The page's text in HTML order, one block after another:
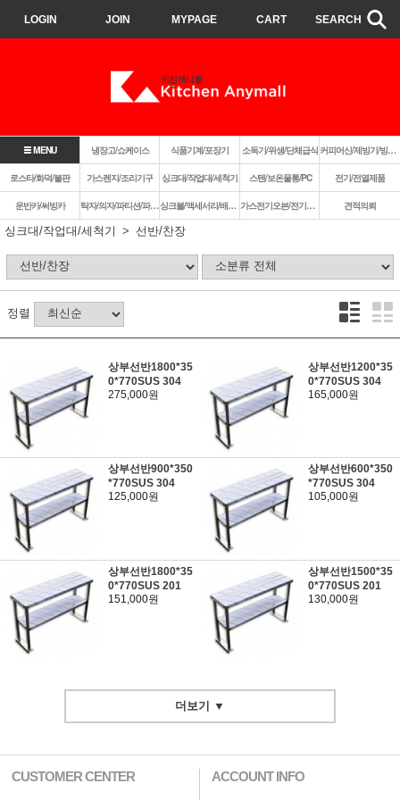
LOGIN JOIN MYPAGE CART SEARCH
MENU 냉장고/쇼케이스 식품기계/포장기 소독기/위생/단체급식 커피머신/제빙기/빙삭기
로스타/화덕/불판 가스렌지/조리기구 싱크대/작업대/세척기 스텐/보온물통/PC 전기/전열제품
운반카/써빙카 탁자/의자/파티션/파라솔 싱크볼/액세서리/배수구 가스전기오븐/전기렌지쿡탑/렌지후드
견적의뢰
싱크대/작업대/세척기
선반/찬장
정렬
상부선반1800*35
0*770SUS 304
275,000원
상부선반1200*35
0*770SUS 304
165,000원
상부선반900*350
*770SUS 304
125,000원
상부선반600*350
*770SUS 304
105,000원
상부선반1800*35
0*770SUS 201
151,000원
상부선반1500*35
0*770SUS 201
130,000원
더보기 ▼
CUSTOMER CENTER ACCOUNT INFO